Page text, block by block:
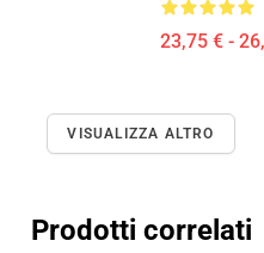
23,75 € -
VISUALIZZA ALTRO
Prodotti correlati